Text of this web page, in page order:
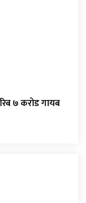
७ करोड गायब